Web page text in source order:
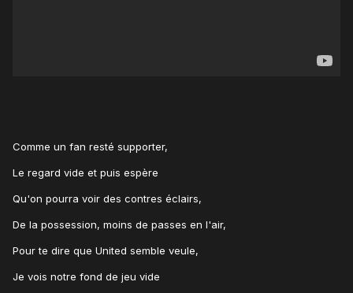
Comme un fan resté supporter,
Le regard vide et puis espère
Qu'on pourra voir des contres éclairs,
De la possession, moins de passes en l'air,
Pour te dire que United semble veule,
Je vois notre fond de jeu vide